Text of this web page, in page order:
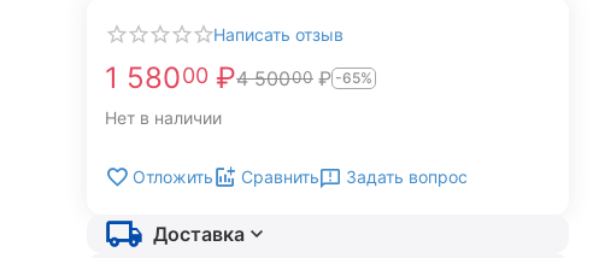
Написать отзыв
1 58000 ₽4 50000 ₽ -65%
Нет в наличии
Отложить Сравнить Задать вопрос
Доставка